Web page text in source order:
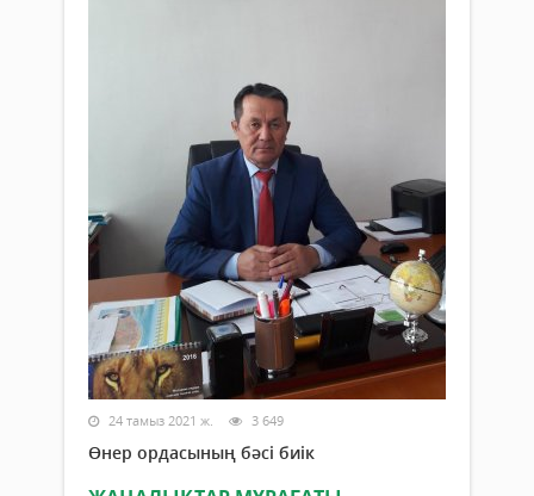
24 тамыз 2021 ж. 3 649
Өнер ордасының бәсі биік